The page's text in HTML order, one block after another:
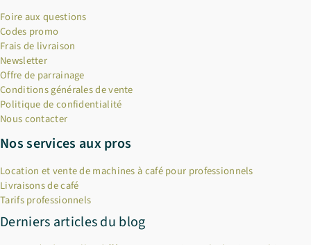
Foire aux questions
Codes promo
Frais de livraison
Newsletter
Offre de parrainage
Conditions générales de vente
Politique de confidentialité
Nous contacter
Nos services aux pros
Location et vente de machines à café pour professionnels
Livraisons de café
Tarifs professionnels
Derniers articles du blog